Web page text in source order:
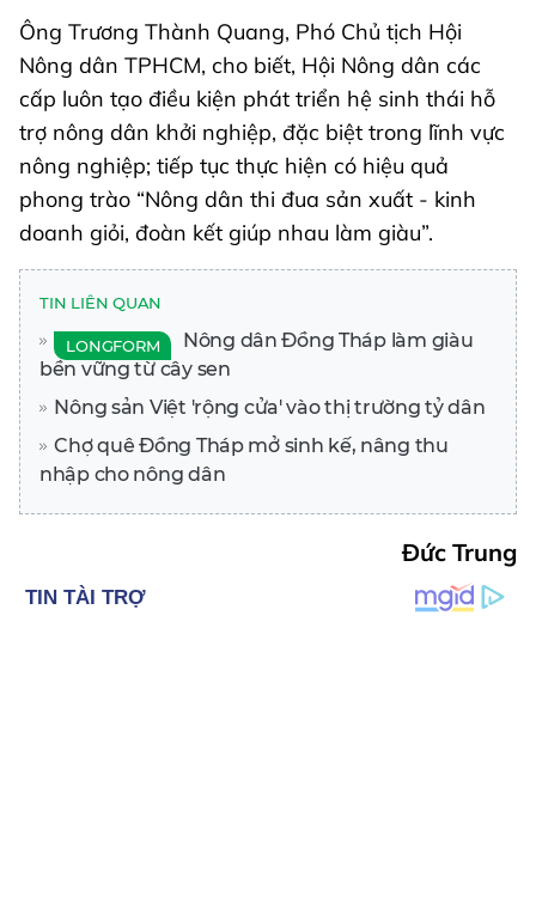
Ông Trương Thành Quang, Phó Chủ tịch Hội
Nông dân TPHCM, cho biết, Hội Nông dân các
cấp luôn tạo điều kiện phát triển hệ sinh thái hỗ
trợ nông dân khởi nghiệp, đặc biệt trong lĩnh vực
nông nghiệp; tiếp tục thực hiện có hiệu quả
phong trào “Nông dân thi đua sản xuất - kinh
doanh giỏi, đoàn kết giúp nhau làm giàu”.
TIN LIÊN QUAN
LONGFORM
Nông dân Đồng Tháp làm giàu
bền vững từ cây sen
Nông sản Việt 'rộng cửa' vào thị trường tỷ dân
Chợ quê Đồng Tháp mở sinh kế, nâng thu
nhập cho nông dân
Đức Trung